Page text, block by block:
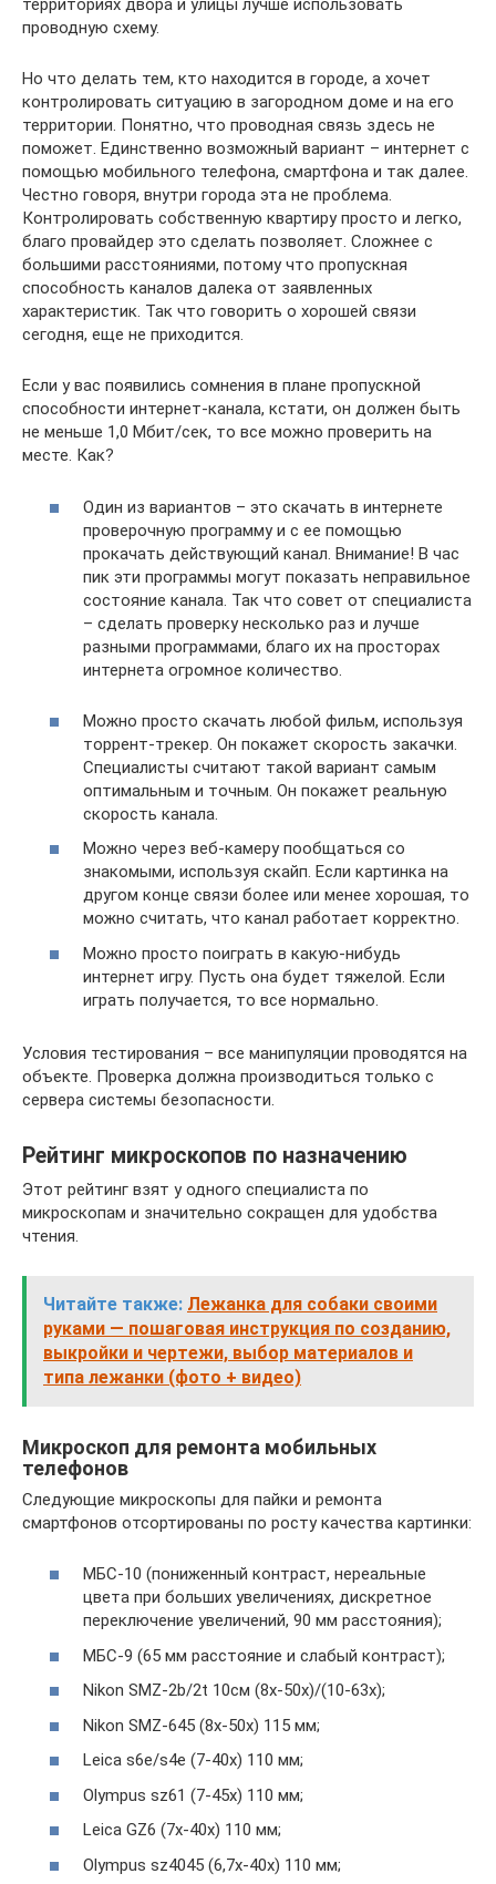
территориях двора и улицы лучше использовать
проводную схему.
Но что делать тем, кто находится в городе, а хочет
контролировать ситуацию в загородном доме и на его
территории. Понятно, что проводная связь здесь не
поможет. Единственно возможный вариант – интернет с
помощью мобильного телефона, смартфона и так далее.
Честно говоря, внутри города эта не проблема.
Контролировать собственную квартиру просто и легко,
благо провайдер это сделать позволяет. Сложнее с
большими расстояниями, потому что пропускная
способность каналов далека от заявленных
характеристик. Так что говорить о хорошей связи
сегодня, еще не приходится.
Если у вас появились сомнения в плане пропускной
способности интернет-канала, кстати, он должен быть
не меньше 1,0 Мбит/сек, то все можно проверить на
месте. Как?
Один из вариантов – это скачать в интернете
проверочную программу и с ее помощью
прокачать действующий канал. Внимание! В час
пик эти программы могут показать неправильное
состояние канала. Так что совет от специалиста
– сделать проверку несколько раз и лучше
разными программами, благо их на просторах
интернета огромное количество.
Можно просто скачать любой фильм, используя
торрент-трекер. Он покажет скорость закачки.
Специалисты считают такой вариант самым
оптимальным и точным. Он покажет реальную
скорость канала.
Можно через веб-камеру пообщаться со
знакомыми, используя скайп. Если картинка на
другом конце связи более или менее хорошая, то
можно считать, что канал работает корректно.
Можно просто поиграть в какую-нибудь
интернет игру. Пусть она будет тяжелой. Если
играть получается, то все нормально.
Условия тестирования – все манипуляции проводятся на
объекте. Проверка должна производиться только с
сервера системы безопасности.
Рейтинг микроскопов по назначению
Этот рейтинг взят у одного специалиста по
микроскопам и значительно сокращен для удобства
чтения.
Читайте также: Лежанка для собаки своими
руками — пошаговая инструкция по созданию,
выкройки и чертежи, выбор материалов и
типа лежанки (фото + видео)
Микроскоп для ремонта мобильных
телефонов
Следующие микроскопы для пайки и ремонта
смартфонов отсортированы по росту качества картинки:
МБС-10 (пониженный контраст, нереальные
цвета при больших увеличениях, дискретное
переключение увеличений, 90 мм расстояния);
МБС-9 (65 мм расстояние и слабый контраст);
Nikon SMZ-2b/2t 10см (8х-50х)/(10-63x);
Nikon SMZ-645 (8х-50х) 115 мм;
Leica s6e/s4e (7-40x) 110 мм;
Olympus sz61 (7-45x) 110 мм;
Leica GZ6 (7x-40x) 110 мм;
Olympus sz4045 (6,7х-40х) 110 мм;